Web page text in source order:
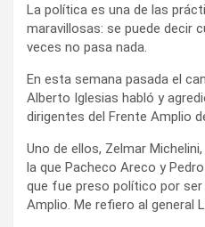
La política es una de las
maravillosas: se puede decir
veces no pasa nada.
En esta semana pasada el
Alberto Iglesias habló y
dirigentes del Frente Amplio
Uno de ellos, Zelmar
la que Pacheco Areco y
que fue preso político por ser
Amplio. Me refiero al general